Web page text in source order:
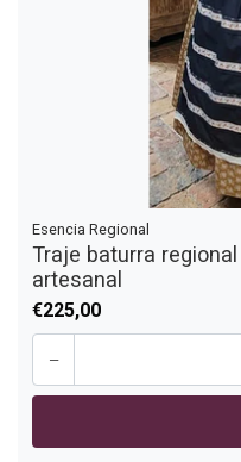
Esencia Regional
Traje baturra
artesanal
€225,00
-